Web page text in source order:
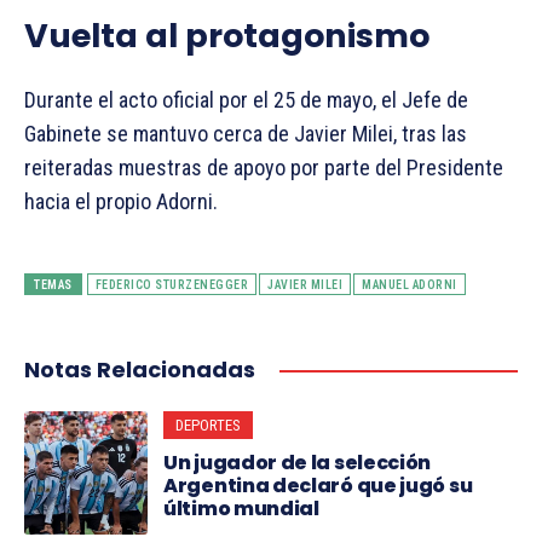
Vuelta al protagonismo
Durante el acto oficial por el 25 de mayo, el Jefe de
Gabinete se mantuvo cerca de Javier Milei, tras las
reiteradas muestras de apoyo por parte del Presidente
hacia el propio Adorni.
TEMAS FEDERICO STURZENEGGER JAVIER MILEI MANUEL ADORNI
Notas Relacionadas
DEPORTES
Un jugador de la selección
Argentina declaró que jugó su
último mundial